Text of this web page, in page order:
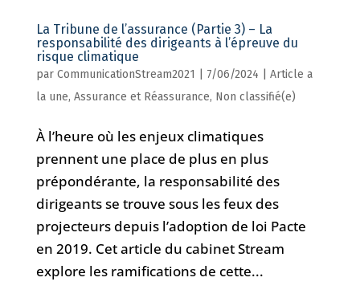
La Tribune de l’assurance (Partie 3) – La
responsabilité des dirigeants à l’épreuve du
risque climatique
par CommunicationStream2021 7/06/2024
Article a
la une, Assurance et Réassurance, Non classifié(e)
À l’heure où les enjeux climatiques
prennent une place de plus en plus
prépondérante, la responsabilité des
dirigeants se trouve sous les feux des
projecteurs depuis l’adoption de loi Pacte
en 2019. Cet article du cabinet Stream
explore les ramifications de cette...